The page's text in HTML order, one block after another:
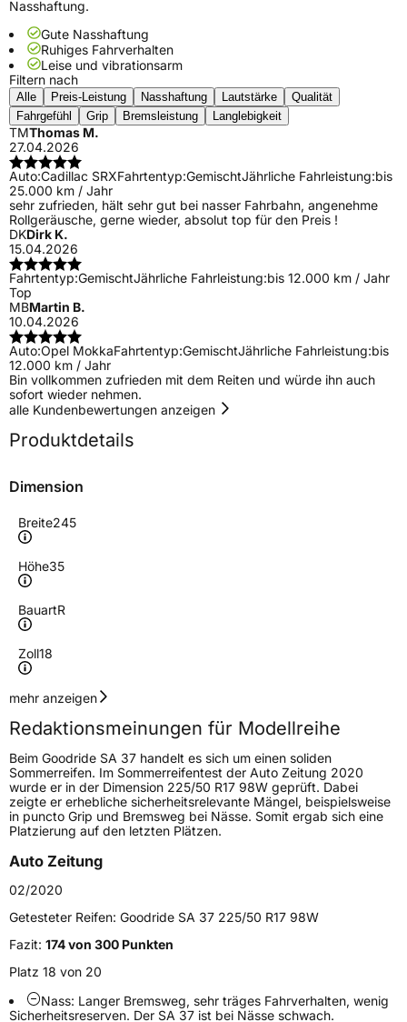
Nasshaftung.
Gute Nasshaftung
Ruhiges Fahrverhalten
Leise und vibrationsarm
Filtern nach
Alle Preis-Leistung Nasshaftung Lautstärke
Qualität
Fahrgefühl
Grip Bremsleistung Langlebigkeit
TMThomas M.
27.04.2026
Auto:Cadillac SRXFahrtentyp:GemischtJährliche Fahrleistung:bis
25.000 km / Jahr
sehr zufrieden, hält sehr gut bei nasser Fahrbahn, angenehme
Rollgeräusche, gerne wieder, absolut top für den Preis !
DKDirk K.
15.04.2026
Fahrtentyp:GemischtJährliche Fahrleistung:bis 12.000 km / Jahr
Top
MBMartin B.
10.04.2026
Auto:Opel MokkaFahrtentyp:GemischtJährliche Fahrleistung:bis
12.000 km / Jahr
Bin vollkommen zufrieden mit dem Reiten und würde ihn auch
sofort wieder nehmen.
alle Kundenbewertungen anzeigen
Produktdetails
Dimension
Breite245
Höhe35
BauartR
Zoll18
Geschwindigkeitsindex
Höchstgeschwindigkeit
270 km/h
Lastindex92
Höchstlast630 kg
Fahrzeugtyp
VerwendungSommerreifen
Modellname SA 37 Sport
FahrzeugartPKW & SUV
mehr anzeigen
Redaktionsmeinungen für Modellreihe
Beim Goodride SA 37 handelt es sich um einen soliden
Sommerreifen. Im Sommerreifentest der Auto Zeitung 2020
wurde er in der Dimension 225/50 R17 98W geprüft. Dabei
zeigte er erhebliche sicherheitsrelevante Mängel, beispielsweise
in puncto Grip und Bremsweg bei Nässe. Somit ergab sich eine
Platzierung auf den letzten Plätzen.
Auto Zeitung
02/2020
Getesteter Reifen: Goodride SA 37 225/50 R17 98W
Fazit: 174 von 300 Punkten
Platz 18 von 20
Nass: Langer Bremsweg, sehr träges Fahrverhalten, wenig
Sicherheitsreserven. Der SA 37 ist bei Nässe schwach.